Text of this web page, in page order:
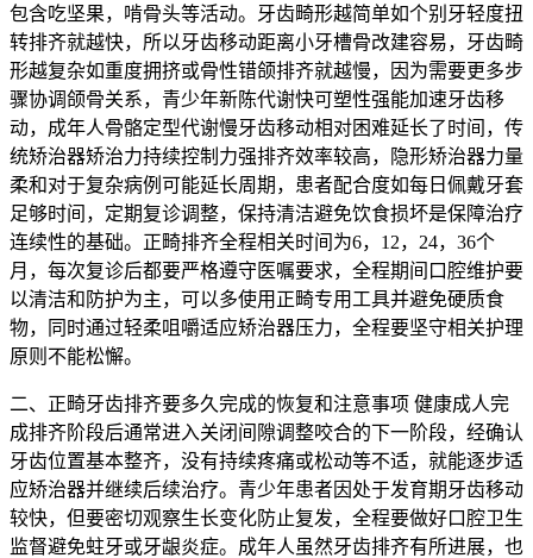
包含吃坚果，啃骨头等活动。牙齿畸形越简单如个别牙轻度扭
转排齐就越快，所以牙齿移动距离小牙槽骨改建容易，牙齿畸
形越复杂如重度拥挤或骨性错颌排齐就越慢，因为需要更多步
骤协调颌骨关系，青少年新陈代谢快可塑性强能加速牙齿移
动，成年人骨骼定型代谢慢牙齿移动相对困难延长了时间，传
统矫治器矫治力持续控制力强排齐效率较高，隐形矫治器力量
柔和对于复杂病例可能延长周期，患者配合度如每日佩戴牙套
足够时间，定期复诊调整，保持清洁避免饮食损坏是保障治疗
连续性的基础。正畸排齐全程相关时间为6，12，24，36个
月，每次复诊后都要严格遵守医嘱要求，全程期间口腔维护要
以清洁和防护为主，可以多使用正畸专用工具并避免硬质食
物，同时通过轻柔咀嚼适应矫治器压力，全程要坚守相关护理
原则不能松懈。
二、正畸牙齿排齐要多久完成的恢复和注意事项 健康成人完
成排齐阶段后通常进入关闭间隙调整咬合的下一阶段，经确认
牙齿位置基本整齐，没有持续疼痛或松动等不适，就能逐步适
应矫治器并继续后续治疗。青少年患者因处于发育期牙齿移动
较快，但要密切观察生长变化防止复发，全程要做好口腔卫生
监督避免蛀牙或牙龈炎症。成年人虽然牙齿排齐有所进展，也